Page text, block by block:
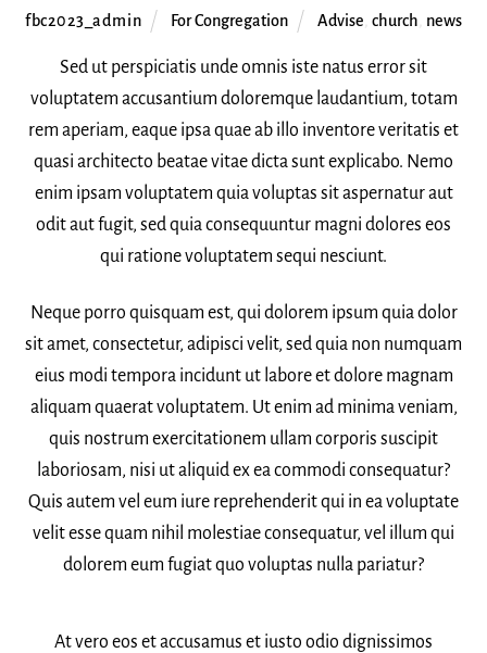
fbc2023_admin For Congregation Advise ,church news
Sed ut perspiciatis unde omnis iste natus error sit
voluptatem accusantium doloremque laudantium, totam
rem aperiam, eaque ipsa quae ab illo inventore veritatis et
quasi architecto beatae vitae dicta sunt explicabo. Nemo
enim ipsam voluptatem quia voluptas sit aspernatur aut
odit aut fugit, sed quia consequuntur magni dolores eos
qui ratione voluptatem sequi nesciunt.
Neque porro quisquam est, qui dolorem ipsum quia dolor
sit amet, consectetur, adipisci velit, sed quia non numquam
eius modi tempora incidunt ut labore et dolore magnam
aliquam quaerat voluptatem. Ut enim ad minima veniam,
quis nostrum exercitationem ullam corporis suscipit
laboriosam, nisi ut aliquid ex ea commodi consequatur?
Quis autem vel eum iure reprehenderit qui in ea voluptate
velit esse quam nihil molestiae consequatur, vel illum qui
dolorem eum fugiat quo voluptas nulla pariatur?
At vero eos et accusamus et iusto odio dignissimos